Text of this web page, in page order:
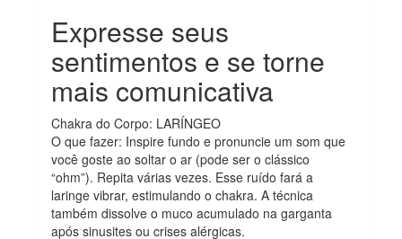
Expresse seus
sentimentos e se torne
mais comunicativa
Chakra do Corpo: LARÍNGEO
O que fazer: Inspire fundo e pronuncie um som que
você goste ao soltar o ar (pode ser o clássico
“ohm”). Repita várias vezes. Esse ruído fará a
laringe vibrar, estimulando o chakra. A técnica
também dissolve o muco acumulado na garganta
após sinusites ou crises alérgicas.